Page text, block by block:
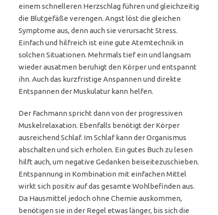
einem schnelleren Herzschlag führen und gleichzeitig
die Blutgefäße verengen. Angst löst die gleichen
Symptome aus, denn auch sie verursacht Stress.
Einfach und hilfreich ist eine gute Atemtechnik in
solchen Situationen. Mehrmals tief ein und langsam
wieder ausatmen beruhigt den Körper und entspannt
ihn. Auch das kurzfristige Anspannen und direkte
Entspannen der Muskulatur kann helfen.
Der Fachmann spricht dann von der progressiven
Muskelrelaxation. Ebenfalls benötigt der Körper
ausreichend Schlaf. Im Schlaf kann der Organismus
abschalten und sich erholen. Ein gutes Buch zu lesen
hilft auch, um negative Gedanken beiseitezuschieben.
Entspannung in Kombination mit einfachen Mittel
wirkt sich positiv auf das gesamte Wohlbefinden aus.
Da Hausmittel jedoch ohne Chemie auskommen,
benötigen sie in der Regel etwas länger, bis sich die